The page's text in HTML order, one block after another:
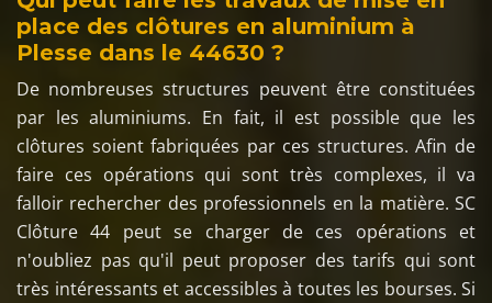
place des clôtures en aluminium à
Plesse dans le 44630 ?
De nombreuses structures peuvent être constituées
par les aluminiums. En fait, il est possible que les
clôtures soient fabriquées par ces structures. Afin de
faire ces opérations qui sont très complexes, il va
falloir rechercher des professionnels en la matière. SC
Clôture 44 peut se charger de ces opérations et
n'oubliez pas qu'il peut proposer des tarifs qui sont
très intéressants et accessibles à toutes les bourses. Si